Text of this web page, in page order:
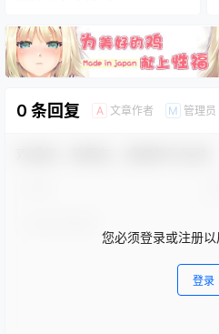
0 条回复 A 文章作者 M 管理员
您必须登录或注册
登录